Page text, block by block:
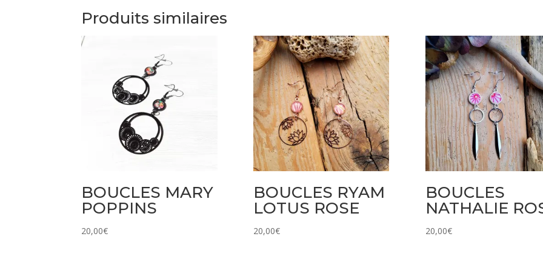
Produits similaires
BOUCLES MARY
POPPINS
20,00€
BOUCLES RYAM
LOTUS ROSE
20,00€
BOUCLES
NATHALIE
20,00€